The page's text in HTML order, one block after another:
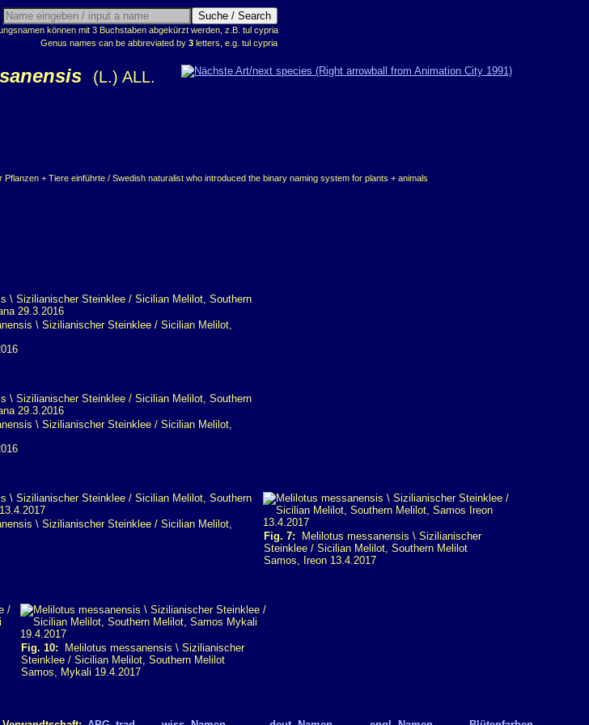
können mit 3 Buchstaben abgekürzt werden, z.B. tul cypria
Genus names can be abbreviated by 3 letters, e.g. tul cypria
(L.) ALL.
+ Tiere einführte / Swedish naturalist who introduced the binary naming system for plants + animals
\ Sizilianischer Steinklee / Sicilian Melilot,
\ Sizilianischer Steinklee / Sicilian Melilot,
\ Sizilianischer Steinklee / Sicilian Melilot,
Fig. 7: Melilotus messanensis \ Sizilianischer
Steinklee / Sicilian Melilot, Southern Melilot
Samos, Ireon 13.4.2017
Fig. 10: Melilotus messanensis \ Sizilianischer
Steinklee / Sicilian Melilot, Southern Melilot
Samos, Mykali 19.4.2017